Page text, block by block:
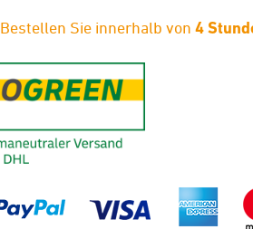
Bestellen Sie innerhalb von 4